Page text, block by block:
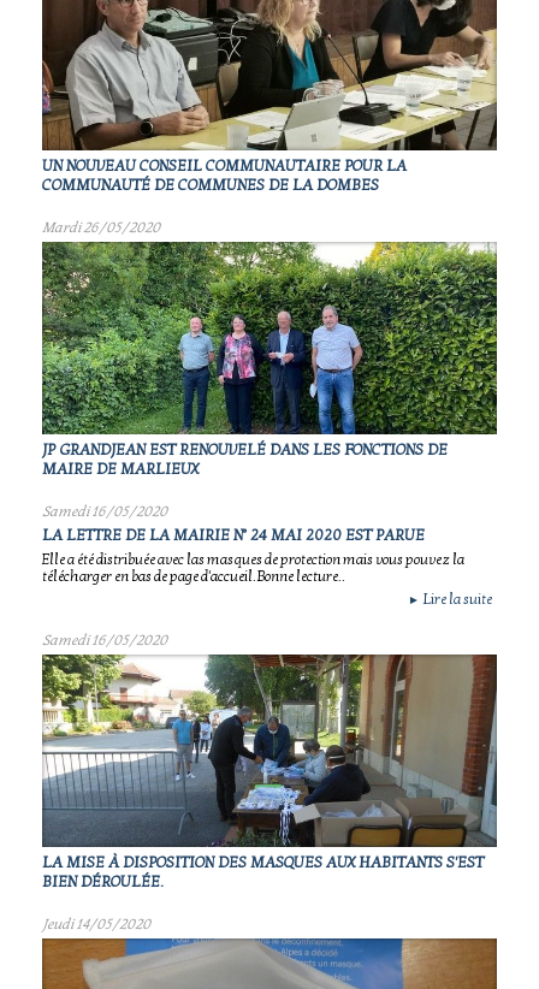
UN NOUVEAU CONSEIL COMMUNAUTAIRE POUR LA
COMMUNAUTÉ DE COMMUNES DE LA DOMBES
Mardi 26/05/2020
JP GRANDJEAN EST RENOUVELÉ DANS LES FONCTIONS DE
MAIRE DE MARLIEUX
Samedi 16/05/2020
LA LETTRE DE LA MAIRIE N° 24 MAI 2020 EST PARUE
Elle a été distribuée avec las masques de protection mais vous pouvez la
télécharger en bas de page d'accueil.Bonne lecture..
► Lire la suite
Samedi 16/05/2020
LA MISE À DISPOSITION DES MASQUES AUX HABITANTS S'EST
BIEN DÉROULÉE.
Jeudi 14/05/2020